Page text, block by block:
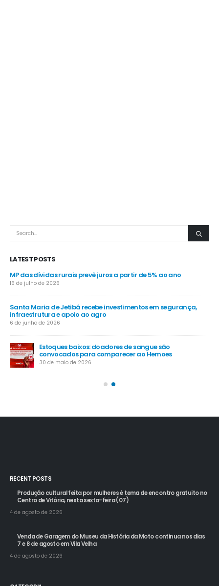
LATEST POSTS
MP das dívidas rurais prevê juros a partir de 5% ao ano
16 de julho de 2026
Santa Maria de Jetibá recebe investimentos em segurança,
infraestrutura e apoio ao agro
6 de junho de 2026
Estoques baixos: doadores de sangue são
convocados para comparecer ao Hemoes
30 de maio de 2026
RECENT POSTS
Produção cultural feita por mulheres é tema de encontro gratuito no
Centro de Vitória, nesta sexta-feira (07)
4 de agosto de 2026
Venda de Garagem do Museu da História da Moto continua nos dias
7 e 8 de agosto em Vila Velha
4 de agosto de 2026